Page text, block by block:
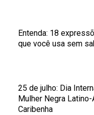
Entenda: 18
que você usa sem
25 de julho: Dia
Mulher Negra
Caribenha